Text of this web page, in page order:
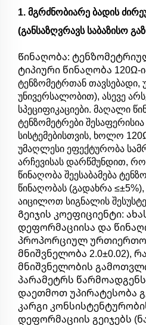
1. მგრძნობიარე ბადის
(განსაზღვრავს საბაზისო
Წინაღობა:
ტიპიური წინაღობა 120Ω-
ტენზომეტრთან თავსებადი,
უნივერსალობით), ასევე
სპეციფიკაციები. მაღალი
ტენზომეტრები
სისტემებისთვის, ხოლო
უმაღლესი ეფექტურობა
არჩევისას დარწმუნდით,
წინაღობა შეესაბამება
წინაღობას (გადახრა
აიცილოთ სიგნალის
Გეიჯის კოეფიციენტი:
დეფორმაციისა და
პროპორციულ
მნიშვნელობა 2.0±0.02),
მნიშვნელობის
პარამეტრს
დაეთმოთ უპირატესობა
კარგი
დეფორმაციის გეიჯებს